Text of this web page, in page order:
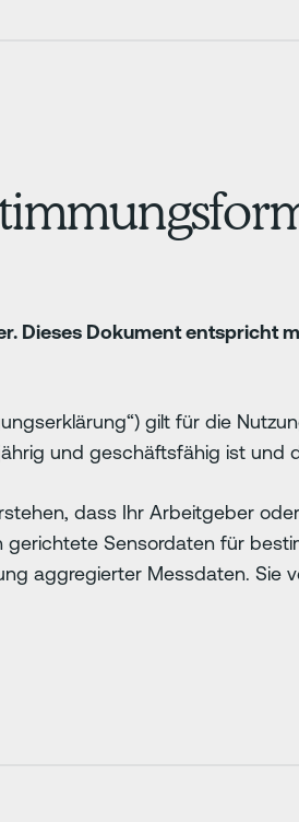
Dieses Dokument
gilt für die
und geschäftsfähig ist und
dass Ihr Arbeitgeber
gerichtete Sensordaten für
aggregierter Messdaten. Sie